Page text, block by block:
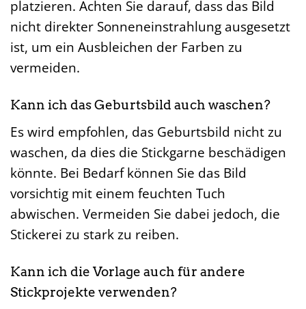
platzieren. Achten Sie darauf, dass das Bild
nicht direkter Sonneneinstrahlung ausgesetzt
ist, um ein Ausbleichen der Farben zu
vermeiden.
Kann ich das Geburtsbild auch waschen?
Es wird empfohlen, das Geburtsbild nicht zu
waschen, da dies die Stickgarne beschädigen
könnte. Bei Bedarf können Sie das Bild
vorsichtig mit einem feuchten Tuch
abwischen. Vermeiden Sie dabei jedoch, die
Stickerei zu stark zu reiben.
Kann ich die Vorlage auch für andere
Stickprojekte verwenden?